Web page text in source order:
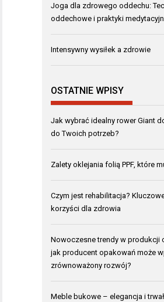
Joga dla zdrowego oddechu:
oddechowe i praktyki
Intensywny wysiłek a zdrowie
OSTATNIE WPISY
Jak wybrać idealny rower Giant
do Twoich potrzeb?
Zalety oklejania folią PPF, które
Czym jest rehabilitacja?
korzyści dla zdrowia
Nowoczesne trendy w produkcji
jak producent opakowań może
zrównoważony rozwój?
Meble bukowe – elegancja i